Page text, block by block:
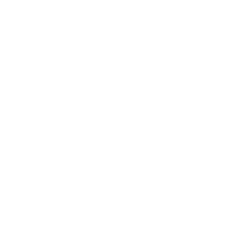
Unser Einmal-Beatmungsbeutel mit
unterzogen, um seine Zuverlässigkeit und